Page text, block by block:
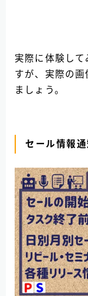
実際に体験し
すが、実際の
ましょう。
セール情報通